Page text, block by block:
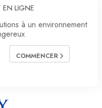
EN LIGNE
à un environnement
COMMENCER